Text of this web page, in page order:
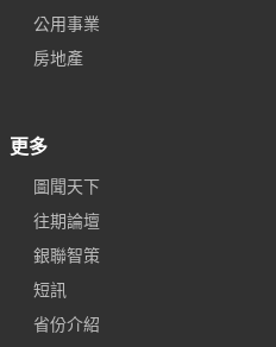
公用事業
房地產
更多
圖聞天下
往期論壇
銀聯智策
短訊
省份介紹